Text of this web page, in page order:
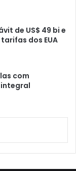
de US$ 49 bi e
dos EUA
com